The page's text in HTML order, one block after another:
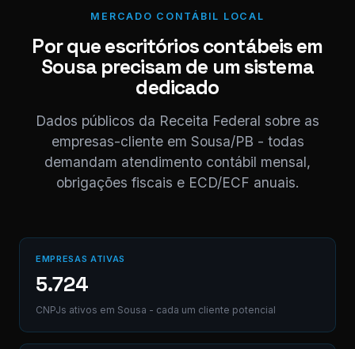
obrigado! 😊
enviada. Registrado
AB12-CD.
Digite uma
MERCADO CONTÁBIL LOCAL
Por que escritórios contábeis em
Sousa precisam de um sistema
dedicado
Dados públicos da Receita Federal sobre as
empresas-cliente em Sousa/PB - todas
demandam atendimento contábil mensal,
obrigações fiscais e ECD/ECF anuais.
EMPRESAS ATIVAS
5.724
CNPJs ativos em Sousa - cada um cliente potencial